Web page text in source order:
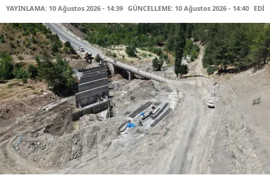
YAYINLAMA: 10 Ağustos 2026 - 14:39 GÜNCELLEME: 10 Ağustos 2026 - 14:40